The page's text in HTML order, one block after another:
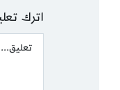
اترك
Comment